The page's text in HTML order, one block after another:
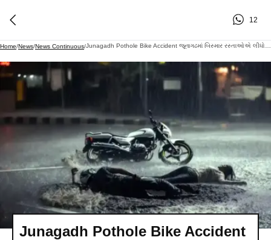
12
Home/News/News Continuous/
Junagadh Pothole Bike Accident